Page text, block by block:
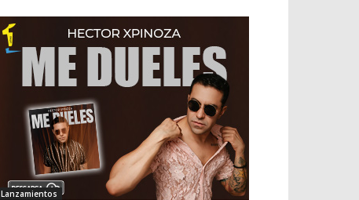
Lanzamientos